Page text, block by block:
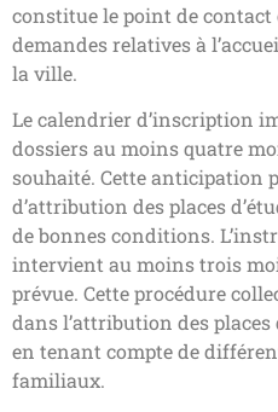
constitue le point de
demandes relatives à
la ville.
Le calendrier d’inscription
dossiers au moins quatre
souhaité. Cette anticipation
d’attribution des places
de bonnes conditions.
intervient au moins trois
prévue. Cette procédure
dans l’attribution des places
en tenant compte de
familiaux.